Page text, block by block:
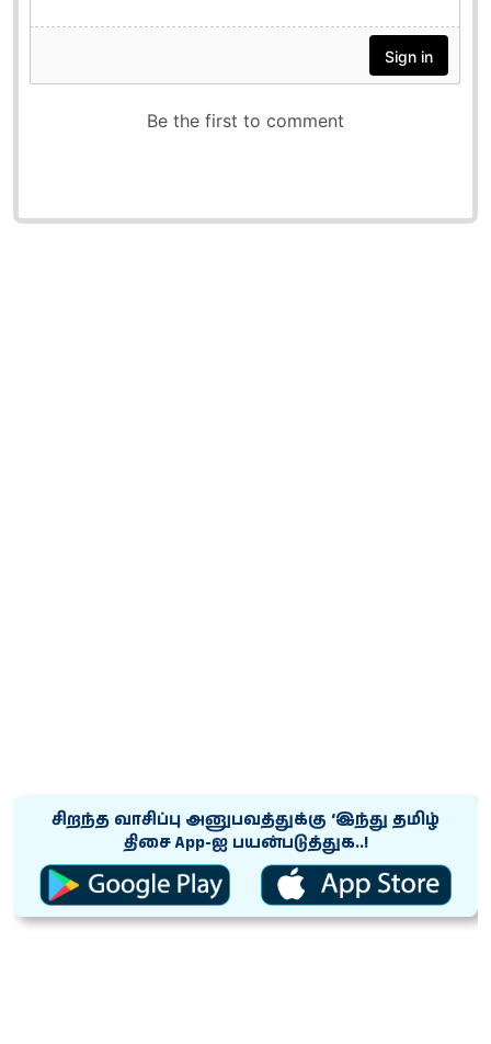
சிறந்த வாசிப்பு அனுபவத்துக்கு ‘இந்து தமிழ்
திசை App-ஐ பயன்படுத்துக..!